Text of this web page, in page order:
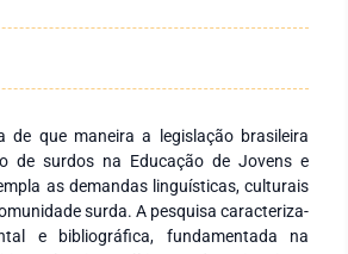
de que maneira a legislação brasileira
de surdos na Educação de Jovens e
as demandas linguísticas, culturais
surda. A pesquisa caracteriza-
e bibliográfica, fundamentada na